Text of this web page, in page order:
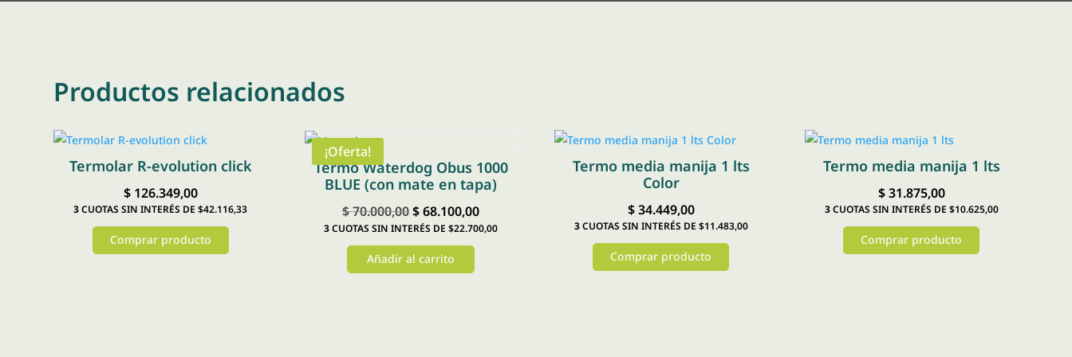
Productos relacionados
Termolar R-evolution click
$126.349,00
3CUOTAS SIN INTERÉS DE $42.116,33
Comprar producto
¡Oferta!
Termo Waterdog Obus 1000
BLUE (con mate en tapa)
$70.000,00El
precio
original
era:
$68.100,00El
precio
3CUOTAS SIN INTERÉS DE $22.700,00
Añadir al carrito
Termo media manija 1 lts
Color
$34.449,00
3CUOTAS SIN INTERÉS DE $11.483,00
Comprar producto
Termo media manija 1 lts
$31.875,00
3CUOTAS SIN INTERÉS DE $10.625,00
Comprar producto